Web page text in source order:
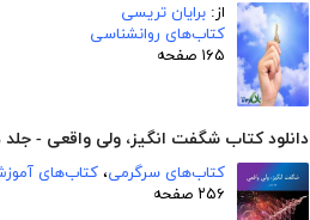
از: برایان تریسی
کتاب‌های روانشناسی
۱۶۵ صفحه
دانلود کتاب شگفت انگیز، ولی واقعی -
کتاب‌های سرگرمی، کتاب‌های
۲۵۶ صفحه